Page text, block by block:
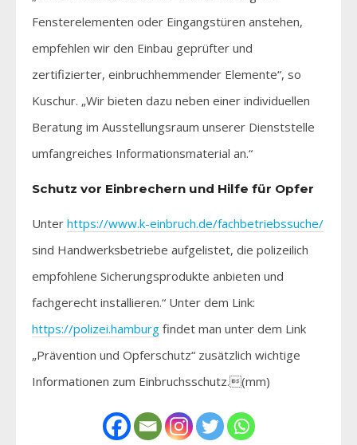
Fensterelementen oder Eingangstüren anstehen,
empfehlen wir den Einbau geprüfter und
zertifizierter, einbruchhemmender Elemente“, so
Kuschur. „Wir bieten dazu neben einer individuellen
Beratung im Ausstellungsraum unserer Dienststelle
umfangreiches Informationsmaterial an.“
Schutz vor Einbrechern und Hilfe für Opfer
Unter https://www.k-einbruch.de/fachbetriebssuche/
sind Handwerksbetriebe aufgelistet, die polizeilich
empfohlene Sicherungsprodukte anbieten und
fachgerecht installieren.“ Unter dem Link:
https://polizei.hamburg findet man unter dem Link
„Prävention und Opferschutz“ zusätzlich wichtige
Informationen zum Einbruchsschutz.(mm)